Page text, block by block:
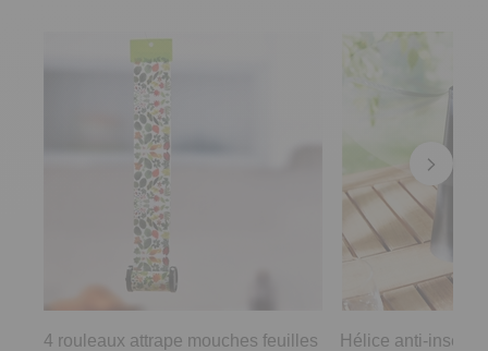
4 rouleaux attrape mouches feuilles Hélice anti-